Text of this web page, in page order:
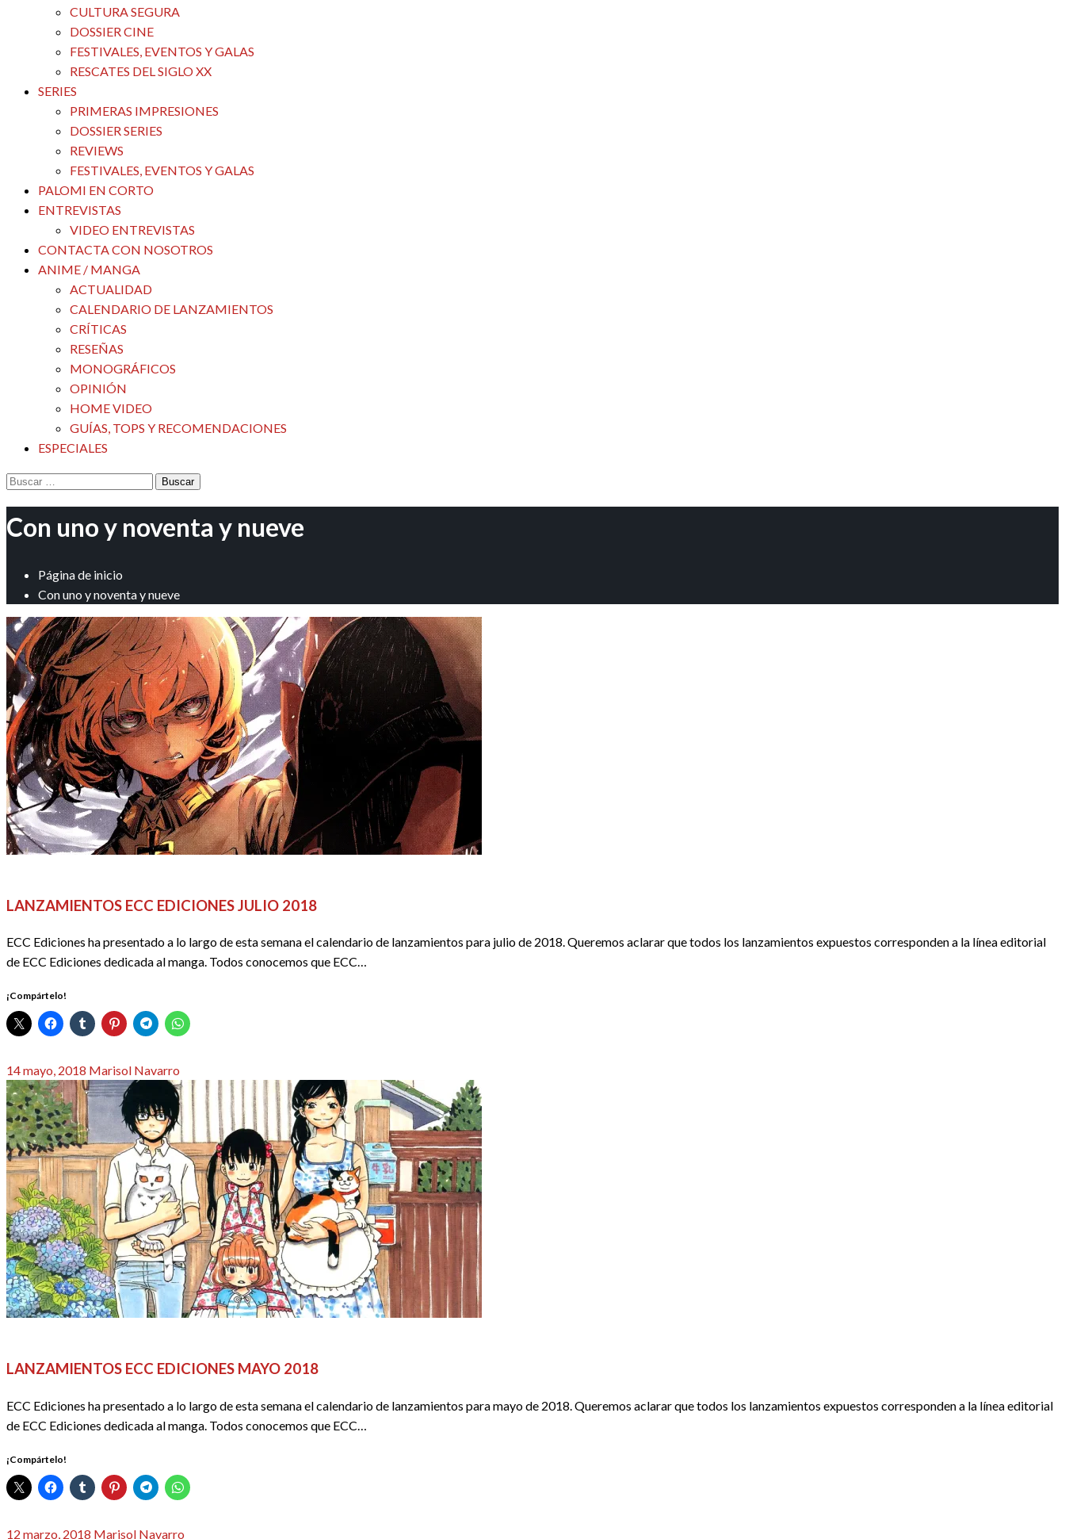
CULTURA SEGURA
DOSSIER CINE
FESTIVALES, EVENTOS Y GALAS
RESCATES DEL SIGLO XX
SERIES
PRIMERAS IMPRESIONES
DOSSIER SERIES
REVIEWS
FESTIVALES, EVENTOS Y GALAS
PALOMI EN CORTO
ENTREVISTAS
VIDEO ENTREVISTAS
CONTACTA CON NOSOTROS
ANIME / MANGA
ACTUALIDAD
CALENDARIO DE LANZAMIENTOS
CRÍTICAS
RESEÑAS
MONOGRÁFICOS
OPINIÓN
HOME VIDEO
GUÍAS, TOPS Y RECOMENDACIONES
ESPECIALES
Buscar:
Con uno y noventa y nueve
Página de inicio
Con uno y noventa y nueve
LANZAMIENTOS ECC EDICIONES JULIO 2018
ECC Ediciones ha presentado a lo largo de esta semana el calendario de lanzamientos para julio de 2018. Queremos aclarar que todos los lanzamientos expuestos corresponden a la línea editorial
de ECC Ediciones dedicada al manga. Todos conocemos que ECC…
¡Compártelo!
Publicado
el
14 mayo, 2018 Marisol Navarro
LANZAMIENTOS ECC EDICIONES MAYO 2018
ECC Ediciones ha presentado a lo largo de esta semana el calendario de lanzamientos para mayo de 2018. Queremos aclarar que todos los lanzamientos expuestos corresponden a la línea editorial
de ECC Ediciones dedicada al manga. Todos conocemos que ECC…
¡Compártelo!
Publicado
12 marzo, 2018 Marisol Navarro